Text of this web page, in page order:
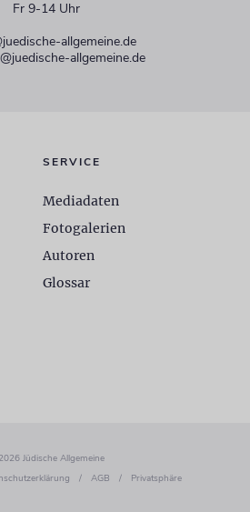
Fr 9-14 Uhr
allgemeine.de
allgemeine.de
SERVICE
Mediadaten
Fotogalerien
Autoren
Glossar
Jüdische Allgemeine
/ AGB / Privatsphäre